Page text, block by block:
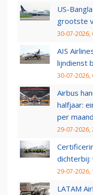
US-
grootste
30-07-2026,
AIS
lijndienst
30-07-2026,
Airbus
halfjaar:
per maand
29-07-2026,
dichterbij:
29-07-2026,
LATAM